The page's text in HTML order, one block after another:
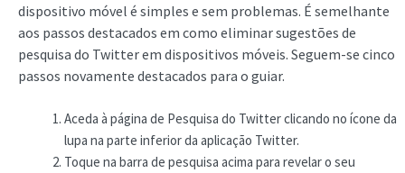
dispositivo móvel é simples e sem problemas. É semelhante
aos passos destacados em como eliminar sugestões de
pesquisa do Twitter em dispositivos móveis. Seguem-se cinco
passos novamente destacados para o guiar.
Aceda à página de Pesquisa do Twitter clicando no ícone da
lupa na parte inferior da aplicação Twitter.
Toque na barra de pesquisa acima para revelar o seu